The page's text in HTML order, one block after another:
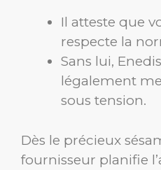
Il atteste que
respecte la
Sans lui,
légalement
sous tension.
Dès le précieux
fournisseur planifie